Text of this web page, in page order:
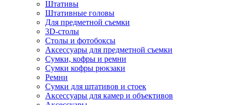
Штативы
Штативные головы
Для предметной съемки
3D-столы
Столы и фотобоксы
Аксессуары для предметной съемки
Сумки, кофры и ремни
Сумки кофры рюкзаки
Ремни
Сумки для штативов и стоек
Аксессуары для камер и объективов